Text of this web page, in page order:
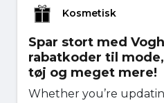
Kosmetisk
Spar stort med
rabatkoder til
tøj og meget mere!
Whether you’re